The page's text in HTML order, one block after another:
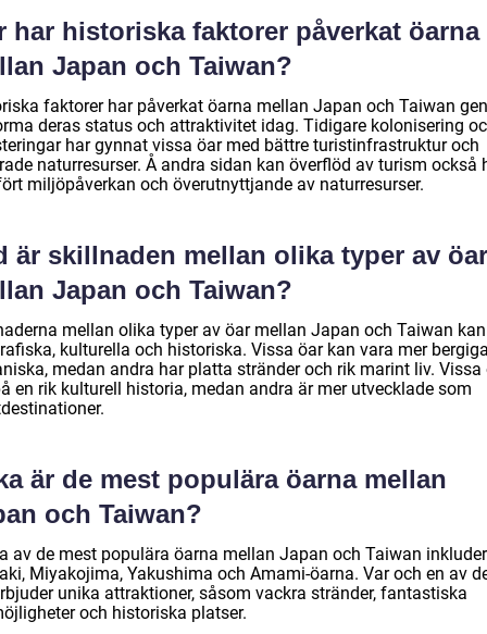
har historiska faktorer påverkat öarna
Japan och Taiwan?
faktorer har påverkat öarna mellan Japan och Taiwan
deras status och attraktivitet idag. Tidigare kolonisering
har gynnat vissa öar med bättre turistinfrastruktur och
naturresurser. Å andra sidan kan överflöd av turism också
miljöpåverkan och överutnyttjande av naturresurser.
är skillnaden mellan olika typer av öar
Japan och Taiwan?
mellan olika typer av öar mellan Japan och Taiwan
kulturella och historiska. Vissa öar kan vara mer
medan andra har platta stränder och rik marint liv. Vissa
en rik kulturell historia, medan andra är mer utvecklade som
är de mest populära öarna mellan
och Taiwan?
av de mest populära öarna mellan Japan och Taiwan
Miyakojima, Yakushima och Amami-öarna. Var och en av
unika attraktioner, såsom vackra stränder, fantastiska
och historiska platser.